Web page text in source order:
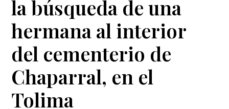
01 8000-162
226
(+57)
3162783918
SOBRE LA UBPD
Misión y visión
Directora general
Organigrama y directorio
Glosario de la búsqueda
TRANSPARENCIA
SERVICIO AL CIUDADANO
Sedes de la Unidad de Búsqueda
PARTICIPA
la búsqueda de una
hermana al interior
del cementerio de
Chaparral, en el
Tolima